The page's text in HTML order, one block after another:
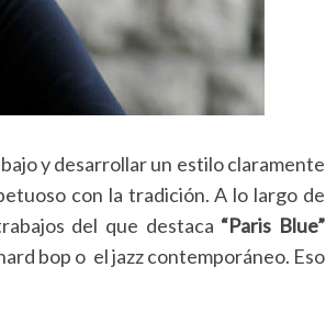
y desarrollar un estilo claramente
con la tradición. A lo largo de
del que destaca “Paris Blue”
bop o el jazz contemporáneo. Eso